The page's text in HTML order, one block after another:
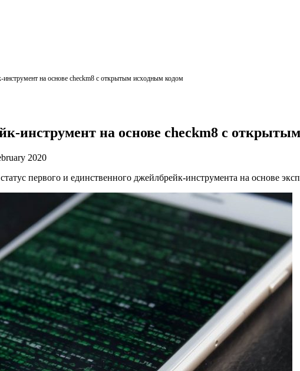
на основе checkm8 с открытым исходным кодом
инструмент на основе checkm8 с
2020
первого и единственного джейлбрейк-инструмента на основе